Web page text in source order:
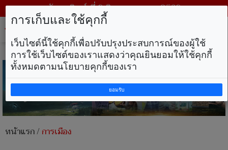
วันอาทิตย์ ที่ 9 สิงหาคม พ.ศ. 2569
หน้าแรก/การเมือง
การเก็บและใช้คุกกี้
เว็บไซต์นี้ใช้คุกกี้เพื่อปรับปรุงประสบการณ์ของผู้ใช้
การใช้เว็บไซต์ของเราแสดงว่าคุณยินยอมให้ใช้คุกกี้
ทั้งหมดตามนโยบายคุกกี้ของเรา
ยอมรับ